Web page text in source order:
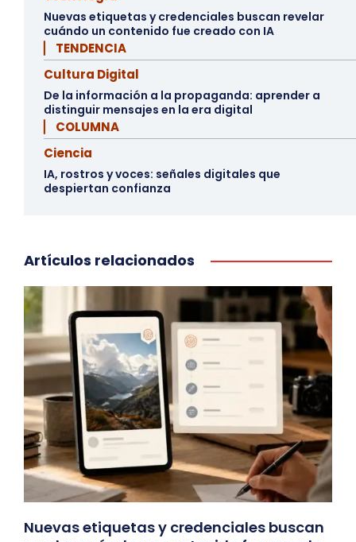
Nuevas etiquetas y credenciales buscan revelar
cuándo un contenido fue creado con IA
▏ TENDENCIA
Cultura Digital
De la información a la propaganda: aprender a
distinguir mensajes en la era digital
▏ COLUMNA
Ciencia
IA, rostros y voces: señales digitales que
despiertan confianza
Artículos relacionados
Nuevas etiquetas y credenciales buscan